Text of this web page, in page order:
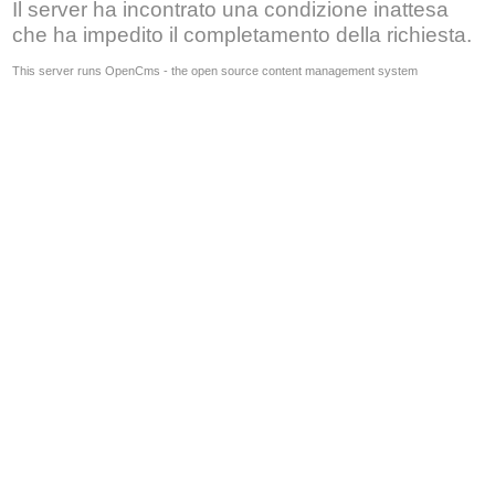
Il server ha incontrato una condizione inattesa
che ha impedito il completamento della richiesta.
This server runs OpenCms - the open source content management system